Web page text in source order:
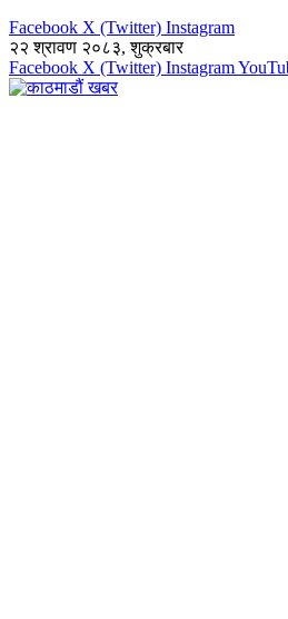
Facebook X (Twitter) Instagram
२२ श्रावण २०८३, शुक्रबार
Facebook X (Twitter) Instagram